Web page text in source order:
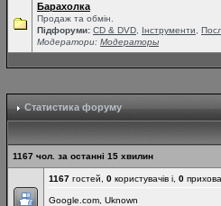
Барахолка
Продаж та обмін.
Підфоруми: СD & DVD Інструменти
Модератори: Модераторы
Статистика форуму
1167 чол. за останні 15 хвилин
1167 гостей, 0 користувачів і, 0
Google.com, Uknown